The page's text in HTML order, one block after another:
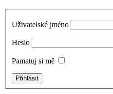
Uživatelské jméno
Heslo
Pamatuj si mě